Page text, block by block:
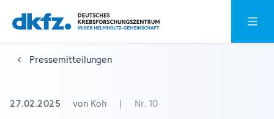
Zum
Hauptinhalt
springen
Zur
Fußzeile
springen
Pressemitteilungen
27.02.2025 von Koh | Nr. 10